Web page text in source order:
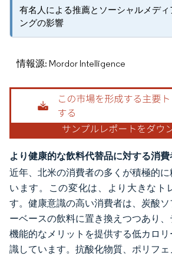
有名人による推薦とソーシャルメディ
ングの影響
情報源: Mordor Intelligence
より健康的な飲料代替品に対する消
近年、北米の消費者の多くが積極的
います。この変化は、より大きなト
す。健康意識の高い消費者は、炭酸
ーベースの飲料に置き換えつつあり
機能的なメリットを提供する低カロ
識しています。抗酸化物質、ポリフ